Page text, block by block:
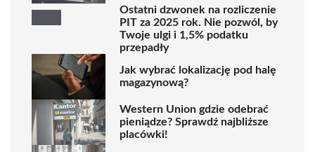
Ostatni dzwonek na rozliczenie
PIT za 2025 rok. Nie pozwól, by
Twoje ulgi i 1,5% podatku
przepadły
Jak wybrać lokalizację pod halę
magazynową?
Western Union gdzie odebrać
pieniądze? Sprawdź najbliższe
placówki!